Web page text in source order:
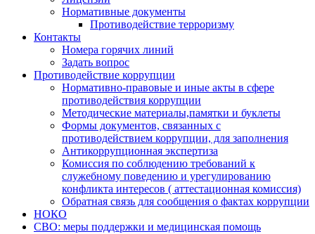
Нормативные документы
Противодействие терроризму
Контакты
Номера горячих линий
Задать вопрос
Противодействие коррупции
Нормативно-правовые и иные акты в сфере
противодействия коррупции
Методические материалы,памятки и буклеты
Формы документов, связанных с
противодействием коррупции, для заполнения
Антикоррупционная экспертиза
Комиссия по соблюдению требований к
служебному поведению и урегулированию
конфликта интересов ( аттестационная комиссия)
Обратная связь для сообщения о фактах коррупции
НОКО
СВО: меры поддержки и медицинская помощь